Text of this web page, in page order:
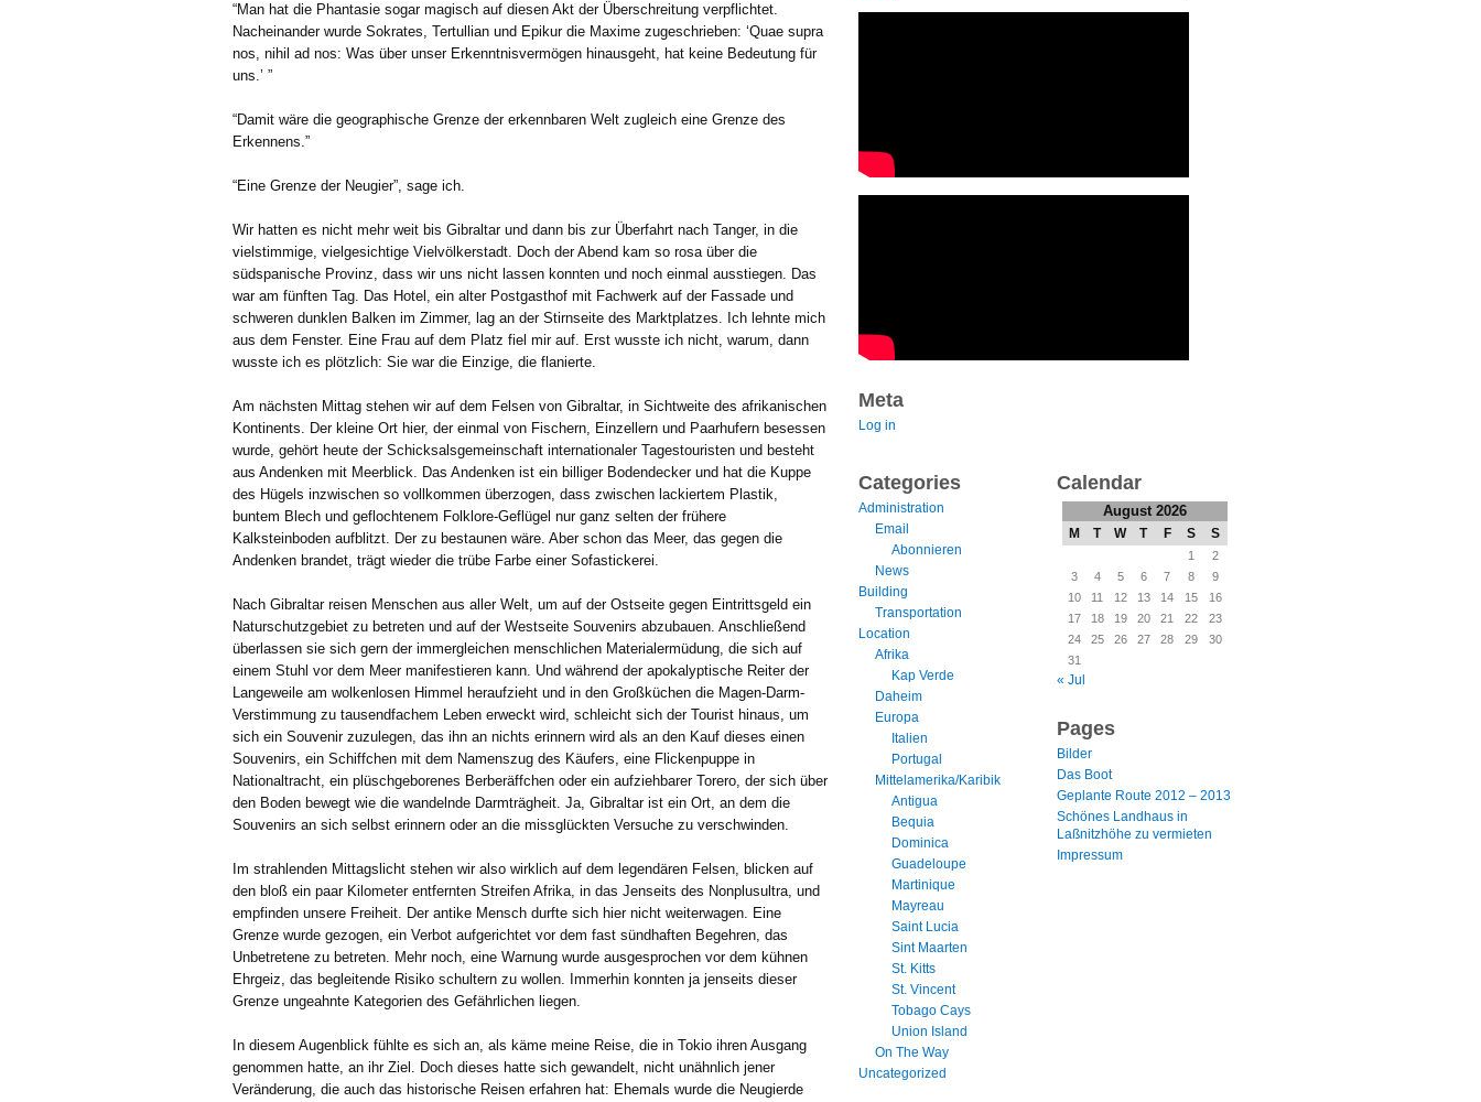
“Man hat die Phantasie sogar magisch auf diesen Akt der Überschreitung verpflichtet.
Nacheinander wurde Sokrates, Tertullian und Epikur die Maxime zugeschrieben: ‘Quae supra
nos, nihil ad nos: Was über unser Erkenntnisvermögen hinausgeht, hat keine Bedeutung für
uns.’ ”
“Damit wäre die geographische Grenze der erkennbaren Welt zugleich eine Grenze des
Erkennens.”
“Eine Grenze der Neugier”, sage ich.
Wir hatten es nicht mehr weit bis Gibraltar und dann bis zur Überfahrt nach Tanger, in die
vielstimmige, vielgesichtige Vielvölkerstadt. Doch der Abend kam so rosa über die
südspanische Provinz, dass wir uns nicht lassen konnten und noch einmal ausstiegen. Das
war am fünften Tag. Das Hotel, ein alter Postgasthof mit Fachwerk auf der Fassade und
schweren dunklen Balken im Zimmer, lag an der Stirnseite des Marktplatzes. Ich lehnte mich
aus dem Fenster. Eine Frau auf dem Platz fiel mir auf. Erst wusste ich nicht, warum, dann
wusste ich es plötzlich: Sie war die Einzige, die flanierte.
Am nächsten Mittag stehen wir auf dem Felsen von Gibraltar, in Sichtweite des afrikanischen
Kontinents. Der kleine Ort hier, der einmal von Fischern, Einzellern und Paarhufern besessen
wurde, gehört heute der Schicksalsgemeinschaft internationaler Tagestouristen und besteht
aus Andenken mit Meerblick. Das Andenken ist ein billiger Bodendecker und hat die Kuppe
des Hügels inzwischen so vollkommen überzogen, dass zwischen lackiertem Plastik,
buntem Blech und geflochtenem Folklore-Geflügel nur ganz selten der frühere
Kalksteinboden aufblitzt. Der zu bestaunen wäre. Aber schon das Meer, das gegen die
Andenken brandet, trägt wieder die trübe Farbe einer Sofastickerei.
Nach Gibraltar reisen Menschen aus aller Welt, um auf der Ostseite gegen Eintrittsgeld ein
Naturschutzgebiet zu betreten und auf der Westseite Souvenirs abzubauen. Anschließend
überlassen sie sich gern der immergleichen menschlichen Materialermüdung, die sich auf
einem Stuhl vor dem Meer manifestieren kann. Und während der apokalyptische Reiter der
Langeweile am wolkenlosen Himmel heraufzieht und in den Großküchen die Magen-Darm-
Verstimmung zu tausendfachem Leben erweckt wird, schleicht sich der Tourist hinaus, um
sich ein Souvenir zuzulegen, das ihn an nichts erinnern wird als an den Kauf dieses einen
Souvenirs, ein Schiffchen mit dem Namenszug des Käufers, eine Flickenpuppe in
Nationaltracht, ein plüschgeborenes Berberäffchen oder ein aufziehbarer Torero, der sich über
den Boden bewegt wie die wandelnde Darmträgheit. Ja, Gibraltar ist ein Ort, an dem die
Souvenirs an sich selbst erinnern oder an die missglückten Versuche zu verschwinden.
Im strahlenden Mittagslicht stehen wir also wirklich auf dem legendären Felsen, blicken auf
den bloß ein paar Kilometer entfernten Streifen Afrika, in das Jenseits des Nonplusultra, und
empfinden unsere Freiheit. Der antike Mensch durfte sich hier nicht weiterwagen. Eine
Grenze wurde gezogen, ein Verbot aufgerichtet vor dem fast sündhaften Begehren, das
Unbetretene zu betreten. Mehr noch, eine Warnung wurde ausgesprochen vor dem kühnen
Ehrgeiz, das begleitende Risiko schultern zu wollen. Immerhin konnten ja jenseits dieser
Grenze ungeahnte Kategorien des Gefährlichen liegen.
In diesem Augenblick fühlte es sich an, als käme meine Reise, die in Tokio ihren Ausgang
genommen hatte, an ihr Ziel. Doch dieses hatte sich gewandelt, nicht unähnlich jener
Veränderung, die auch das historische Reisen erfahren hat: Ehemals wurde die Neugierde
Meta
Log in
Categories
Administration
Email
Abonnieren
News
Building
Transportation
Location
Afrika
Kap Verde
Daheim
Europa
Italien
Portugal
Mittelamerika/Karibik
Antigua
Bequia
Dominica
Guadeloupe
Martinique
Mayreau
Saint Lucia
Sint Maarten
St. Kitts
St. Vincent
Tobago Cays
Union Island
On The Way
Uncategorized
Calendar
August 2026
M T W T F S S
1
2
3
4 5 6 7 8
9
10
11 12 13 14 15
16
17
18 19 20 21 22
23
24
25 26 27 28 29
30
31
« Jul
Pages
Bilder
Das Boot
Geplante Route 2012 – 2013
Schönes Landhaus in
Laßnitzhöhe zu vermieten
Impressum